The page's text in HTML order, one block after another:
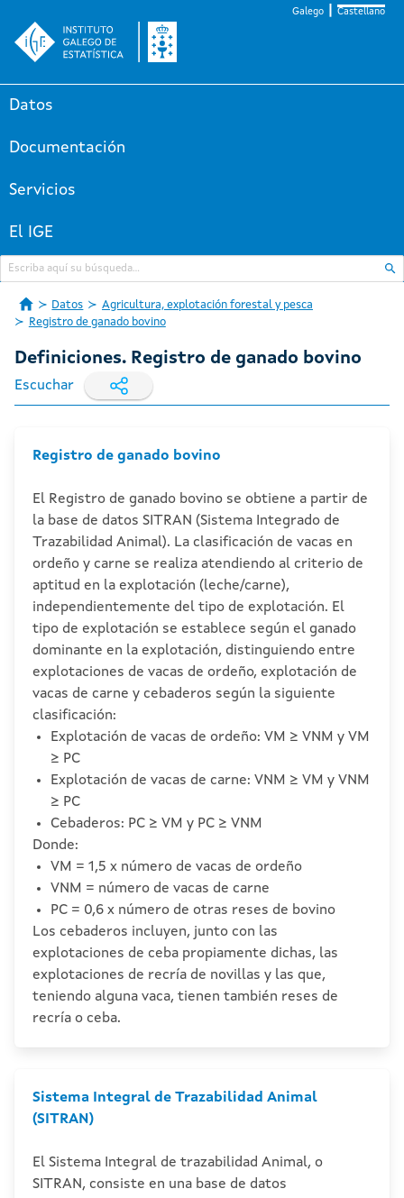
Galego Castellano
Datos
Documentación
Servicios
El IGE
Datos
Agricultura, explotación forestal y pesca
Registro de ganado bovino
Definiciones. Registro de ganado bovino
Escuchar
Registro de ganado bovino
El Registro de ganado bovino se obtiene a partir de
la base de datos SITRAN (Sistema Integrado de
Trazabilidad Animal). La clasificación de vacas en
ordeño y carne se realiza atendiendo al criterio de
aptitud en la explotación (leche/carne),
independientemente del tipo de explotación. El
tipo de explotación se establece según el ganado
dominante en la explotación, distinguiendo entre
explotaciones de vacas de ordeño, explotación de
vacas de carne y cebaderos según la siguiente
clasificación:
Explotación de vacas de ordeño: VM ≥ VNM y VM
≥ PC
Explotación de vacas de carne: VNM ≥ VM y VNM
≥ PC
Cebaderos: PC ≥ VM y PC ≥ VNM
Donde:
VM = 1,5 x número de vacas de ordeño
VNM = número de vacas de carne
PC = 0,6 x número de otras reses de bovino
Los cebaderos incluyen, junto con las
explotaciones de ceba propiamente dichas, las
explotaciones de recría de novillas y las que,
teniendo alguna vaca, tienen también reses de
recría o ceba.
Sistema Integral de Trazabilidad Animal
(SITRAN)
El Sistema Integral de trazabilidad Animal, o
SITRAN, consiste en una base de datos